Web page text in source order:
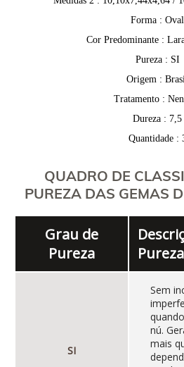
Forma : Oval
Cor Predominante :
Pureza : SI
Origem :
Tratamento :
Dureza : 7,5
Quantidade :
QUADRO DE
PUREZA DAS GEMAS
Grau de
Pureza
Pureza
SI
Sem
nú.
mais